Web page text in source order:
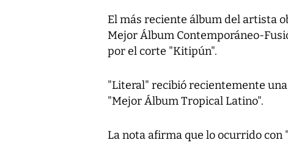
El más reciente álbum del artista
Mejor Álbum Contemporáneo-
por el corte "Kitipún".
"Literal" recibió recientemente
"Mejor Álbum Tropical Latino".
La nota afirma que lo ocurrido con